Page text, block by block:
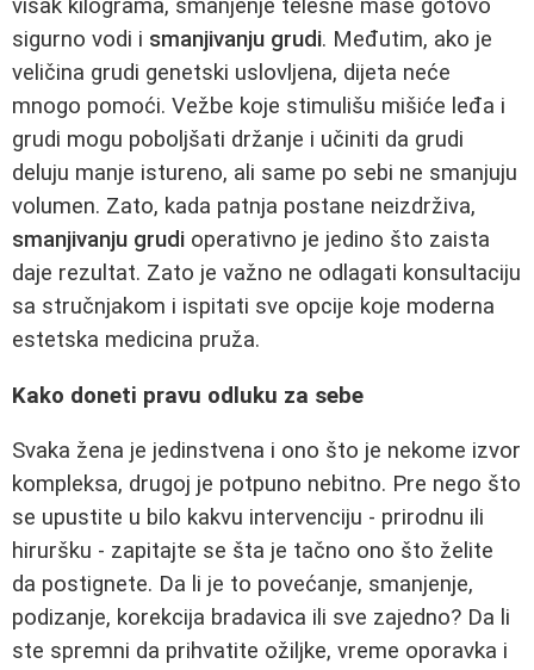
višak kilograma, smanjenje telesne mase gotovo
sigurno vodi i smanjivanju grudi. Međutim, ako je
veličina grudi genetski uslovljena, dijeta neće
mnogo pomoći. Vežbe koje stimulišu mišiće leđa i
grudi mogu poboljšati držanje i učiniti da grudi
deluju manje istureno, ali same po sebi ne smanjuju
volumen. Zato, kada patnja postane neizdrživa,
smanjivanju grudi operativno je jedino što zaista
daje rezultat. Zato je važno ne odlagati konsultaciju
sa stručnjakom i ispitati sve opcije koje moderna
estetska medicina pruža.
Kako doneti pravu odluku za sebe
Svaka žena je jedinstvena i ono što je nekome izvor
kompleksa, drugoj je potpuno nebitno. Pre nego što
se upustite u bilo kakvu intervenciju - prirodnu ili
hiruršku - zapitajte se šta je tačno ono što želite
da postignete. Da li je to povećanje, smanjenje,
podizanje, korekcija bradavica ili sve zajedno? Da li
ste spremni da prihvatite ožiljke, vreme oporavka i